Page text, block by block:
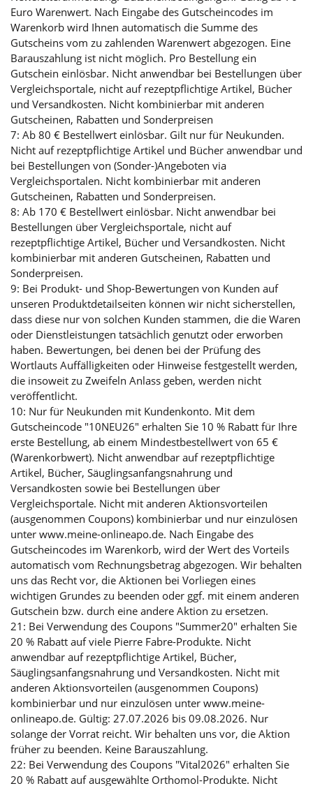
Euro Warenwert. Nach Eingabe des Gutscheincodes im
Warenkorb wird Ihnen automatisch die Summe des
Gutscheins vom zu zahlenden Warenwert abgezogen. Eine
Barauszahlung ist nicht möglich. Pro Bestellung ein
Gutschein einlösbar. Nicht anwendbar bei Bestellungen über
Vergleichsportale, nicht auf rezeptpflichtige Artikel, Bücher
und Versandkosten. Nicht kombinierbar mit anderen
Gutscheinen, Rabatten und Sonderpreisen
7: Ab 80 € Bestellwert einlösbar. Gilt nur für Neukunden.
Nicht auf rezeptpflichtige Artikel und Bücher anwendbar und
bei Bestellungen von (Sonder-)Angeboten via
Vergleichsportalen. Nicht kombinierbar mit anderen
Gutscheinen, Rabatten und Sonderpreisen.
8: Ab 170 € Bestellwert einlösbar. Nicht anwendbar bei
Bestellungen über Vergleichsportale, nicht auf
rezeptpflichtige Artikel, Bücher und Versandkosten. Nicht
kombinierbar mit anderen Gutscheinen, Rabatten und
Sonderpreisen.
9: Bei Produkt- und Shop-Bewertungen von Kunden auf
unseren Produktdetailseiten können wir nicht sicherstellen,
dass diese nur von solchen Kunden stammen, die die Waren
oder Dienstleistungen tatsächlich genutzt oder erworben
haben. Bewertungen, bei denen bei der Prüfung des
Wortlauts Auffälligkeiten oder Hinweise festgestellt werden,
die insoweit zu Zweifeln Anlass geben, werden nicht
veröffentlicht.
10: Nur für Neukunden mit Kundenkonto. Mit dem
Gutscheincode "10NEU26" erhalten Sie 10 % Rabatt für Ihre
erste Bestellung, ab einem Mindestbestellwert von 65 €
(Warenkorbwert). Nicht anwendbar auf rezeptpflichtige
Artikel, Bücher, Säuglingsanfangsnahrung und
Versandkosten sowie bei Bestellungen über
Vergleichsportale. Nicht mit anderen Aktionsvorteilen
(ausgenommen Coupons) kombinierbar und nur einzulösen
unter www.meine-onlineapo.de. Nach Eingabe des
Gutscheincodes im Warenkorb, wird der Wert des Vorteils
automatisch vom Rechnungsbetrag abgezogen. Wir behalten
uns das Recht vor, die Aktionen bei Vorliegen eines
wichtigen Grundes zu beenden oder ggf. mit einem anderen
Gutschein bzw. durch eine andere Aktion zu ersetzen.
21: Bei Verwendung des Coupons "Summer20" erhalten Sie
20 % Rabatt auf viele Pierre Fabre-Produkte. Nicht
anwendbar auf rezeptpflichtige Artikel, Bücher,
Säuglingsanfangsnahrung und Versandkosten. Nicht mit
anderen Aktionsvorteilen (ausgenommen Coupons)
kombinierbar und nur einzulösen unter www.meine-
onlineapo.de. Gültig: 27.07.2026 bis 09.08.2026. Nur
solange der Vorrat reicht. Wir behalten uns vor, die Aktion
früher zu beenden. Keine Barauszahlung.
22: Bei Verwendung des Coupons "Vital2026" erhalten Sie
20 % Rabatt auf ausgewählte Orthomol-Produkte. Nicht